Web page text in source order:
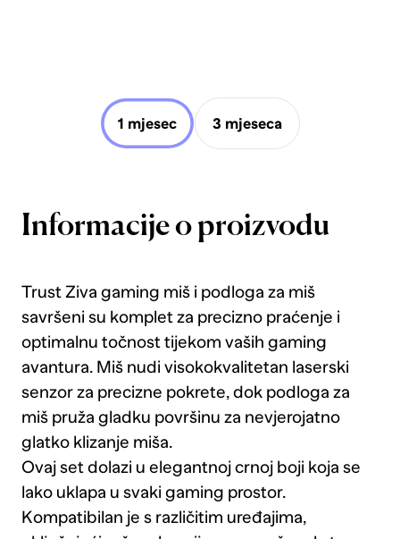
1 mjesec 3 mjeseca
Informacije o proizvodu
Trust Ziva gaming miš i podloga za miš
savršeni su komplet za precizno praćenje i
optimalnu točnost tijekom vaših gaming
avantura. Miš nudi visokokvalitetan laserski
senzor za precizne pokrete, dok podloga za
miš pruža gladku površinu za nevjerojatno
glatko klizanje miša.
Ovaj set dolazi u elegantnoj crnoj boji koja se
lako uklapa u svaki gaming prostor.
Kompatibilan je s različitim uređajima,